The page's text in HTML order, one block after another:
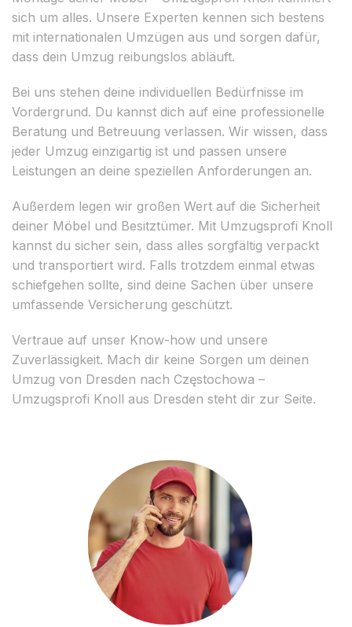
sich um alles. Unsere Experten kennen sich bestens
mit internationalen Umzügen aus und sorgen dafür,
dass dein Umzug reibungslos abläuft.
Bei uns stehen deine individuellen Bedürfnisse im
Vordergrund. Du kannst dich auf eine professionelle
Beratung und Betreuung verlassen. Wir wissen, dass
jeder Umzug einzigartig ist und passen unsere
Leistungen an deine speziellen Anforderungen an.
Außerdem legen wir großen Wert auf die Sicherheit
deiner Möbel und Besitztümer. Mit Umzugsprofi Knoll
kannst du sicher sein, dass alles sorgfältig verpackt
und transportiert wird. Falls trotzdem einmal etwas
schiefgehen sollte, sind deine Sachen über unsere
umfassende Versicherung geschützt.
Vertraue auf unser Know-how und unsere
Zuverlässigkeit. Mach dir keine Sorgen um deinen
Umzug von Dresden nach Częstochowa –
Umzugsprofi Knoll aus Dresden steht dir zur Seite.